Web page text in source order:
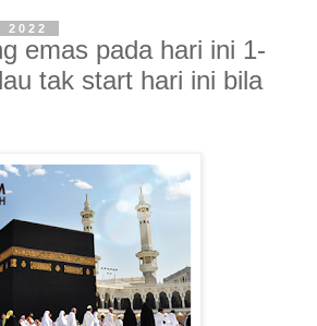
2022
emas pada hari ini 1-
tak start hari ini bila